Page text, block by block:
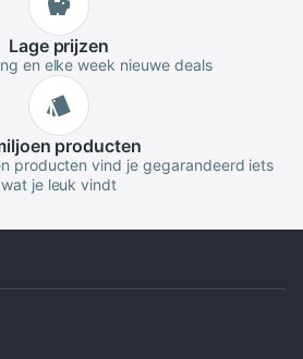
Lageprijzen
en elke week nieuwe deals
producten
producten vind je gegarandeerd iets
wat je leuk vindt